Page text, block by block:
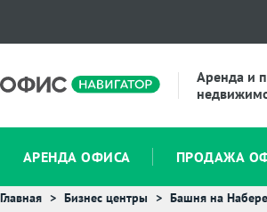
Аренда и
АРЕНДА ОФИСА ПРОДАЖА
Главная Бизнес центры Башня на